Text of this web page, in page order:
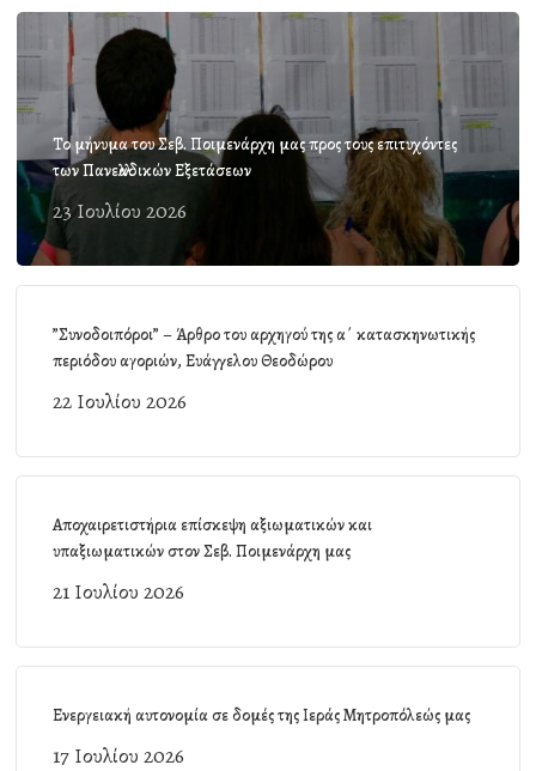
Το μήνυμα του Σεβ. Ποιμενάρχη μας προς τους επιτυχόντες
των Πανελλαδικών Εξετάσεων
23 Ιουλίου 2026
”Συνοδοιπόροι” – Άρθρο του αρχηγού της α΄ κατασκηνωτικής
περιόδου αγοριών, Ευάγγελου Θεοδώρου
22 Ιουλίου 2026
Αποχαιρετιστήρια επίσκεψη αξιωματικών και
υπαξιωματικών στον Σεβ. Ποιμενάρχη μας
21 Ιουλίου 2026
Ενεργειακή αυτονομία σε δομές της Ιεράς Μητροπόλεώς μας
17 Ιουλίου 2026